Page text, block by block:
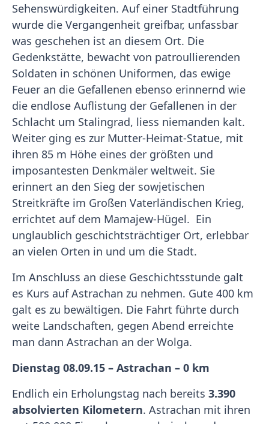
Sehenswürdigkeiten. Auf einer Stadtführung
wurde die Vergangenheit greifbar, unfassbar
was geschehen ist an diesem Ort. Die
Gedenkstätte, bewacht von patroullierenden
Soldaten in schönen Uniformen, das ewige
Feuer an die Gefallenen ebenso erinnernd wie
die endlose Auflistung der Gefallenen in der
Schlacht um Stalingrad, liess niemanden kalt.
Weiter ging es zur Mutter-Heimat-Statue, mit
ihren 85 m Höhe eines der größten und
imposantesten Denkmäler weltweit. Sie
erinnert an den Sieg der sowjetischen
Streitkräfte im Großen Vaterländischen Krieg,
errichtet auf dem Mamajew-Hügel. Ein
unglaublich geschichtsträchtiger Ort, erlebbar
an vielen Orten in und um die Stadt.
Im Anschluss an diese Geschichtsstunde galt
es Kurs auf Astrachan zu nehmen. Gute 400 km
galt es zu bewältigen. Die Fahrt führte durch
weite Landschaften, gegen Abend erreichte
man dann Astrachan an der Wolga.
Dienstag 08.09.15 – Astrachan – 0 km
Endlich ein Erholungstag nach bereits 3.390
absolvierten Kilometern. Astrachan mit ihren